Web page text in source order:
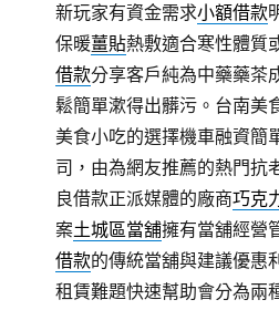
新玩家有資金需求小額借款
保暖薑貼熱敷適合寒性體質
借款分享客戶純為中藥藥茶
鬆簡單漱得出髒污。台南美
美食小吃的選擇機車融資簡
司，由為網友推薦的熱門抗
良借款正派媒體的廠商巧克
案土城區當舖擁有當舖經營
借款的傳統當舖與建議優惠
租賃難題快速幫助會分為兩